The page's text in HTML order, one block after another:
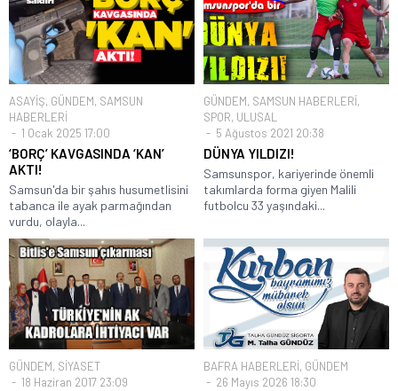
ASAYİŞ, GÜNDEM, SAMSUN
HABERLERİ
1 Ocak 2025 17:00
‘BORÇ’ KAVGASINDA ‘KAN’
AKTI!
Samsun'da bir şahıs husumetlisini
tabanca ile ayak parmağından
vurdu, olayla...
GÜNDEM, SAMSUN HABERLERİ,
SPOR, ULUSAL
5 Ağustos 2021 20:38
DÜNYA YILDIZI!
Samsunspor, kariyerinde önemli
takımlarda forma giyen Malili
futbolcu 33 yaşındaki...
GÜNDEM, SİYASET
18 Haziran 2017 23:09
BAFRA HABERLERİ, GÜNDEM
26 Mayıs 2026 18:30